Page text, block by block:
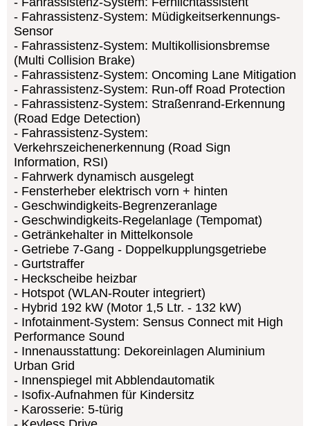
Fahrassistenz-System: Müdigkeitserkennungs-
Sensor
Fahrassistenz-System: Multikollisionsbremse
(Multi Collision Brake)
Fahrassistenz-System: Oncoming Lane Mitigation
Fahrassistenz-System: Run-off Road Protection
Fahrassistenz-System: Straßenrand-Erkennung
(Road Edge Detection)
Fahrassistenz-System:
Verkehrszeichenerkennung (Road Sign
Information, RSI)
Fahrwerk dynamisch ausgelegt
Fensterheber elektrisch vorn + hinten
Geschwindigkeits-Begrenzeranlage
Geschwindigkeits-Regelanlage (Tempomat)
Getränkehalter in Mittelkonsole
Getriebe 7-Gang - Doppelkupplungsgetriebe
Gurtstraffer
Heckscheibe heizbar
Hotspot (WLAN-Router integriert)
Hybrid 192 kW (Motor 1,5 Ltr. - 132 kW)
Infotainment-System: Sensus Connect mit High
Performance Sound
Innenausstattung: Dekoreinlagen Aluminium
Urban Grid
Innenspiegel mit Abblendautomatik
Isofix-Aufnahmen für Kindersitz
Karosserie: 5-türig